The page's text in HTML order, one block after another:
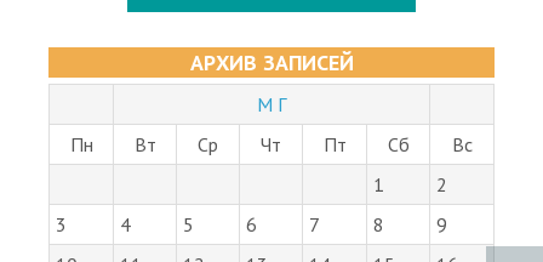
АРХИВ ЗАПИСЕЙ
М Г
Пн
Вт Ср Чт Пт Сб
Вс
1
2
3
4 5 6 7 8
9